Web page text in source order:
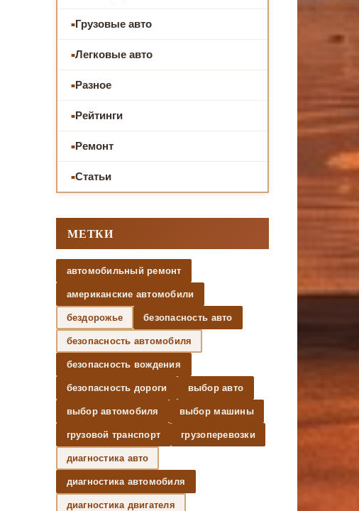
Грузовые авто
Легковые авто
Разное
Рейтинги
Ремонт
Статьи
МЕТКИ
автомобильный ремонт
американские автомобили
бездорожье безопасность авто
безопасность автомобиля
безопасность вождения
безопасность дороги выбор авто
выбор автомобиля выбор машины
грузовой транспорт грузоперевозки
диагностика авто
диагностика автомобиля
диагностика двигателя